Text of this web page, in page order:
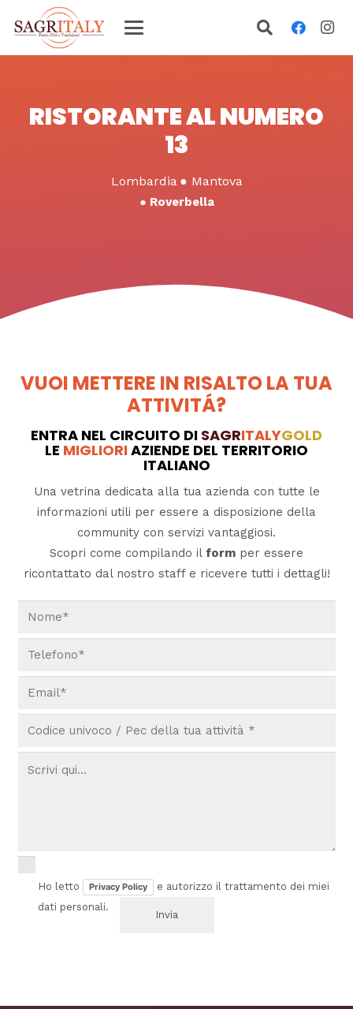
RISTORANTE AL NUMERO
13
Lombardia ● Mantova
● Roverbella
VUOI METTERE IN RISALTO LA TUA
ATTIVITÁ?
ENTRA NEL CIRCUITO DI SAGRITALYGOLD
LE MIGLIORIAZIENDE DEL TERRITORIO
ITALIANO
Una vetrina dedicata alla tua azienda con tutte le
informazioni utili per essere a disposizione della
community con servizi vantaggiosi.
Scopri come compilando il form per essere
ricontattato dal nostro staff e ricevere tutti i dettagli!
Ho letto Privacy Policy
e autorizzo il trattamento dei miei
dati personali.